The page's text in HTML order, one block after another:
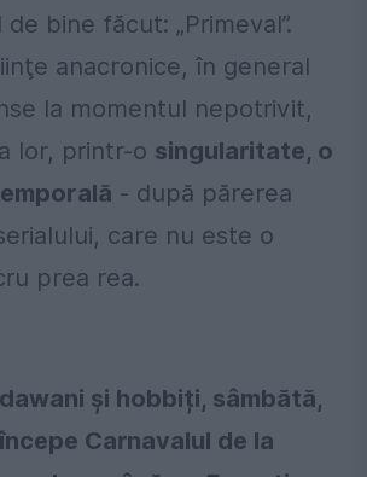
bine făcut: „Primeval”.
anacronice, în general
la momentul nepotrivit,
lor, printr-o singularitate, o
- după părerea
care nu este o
prea rea.
și hobbiți, sâmbătă,
Carnavalul de la